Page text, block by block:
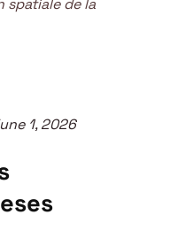
spatiale de la
1, 2026